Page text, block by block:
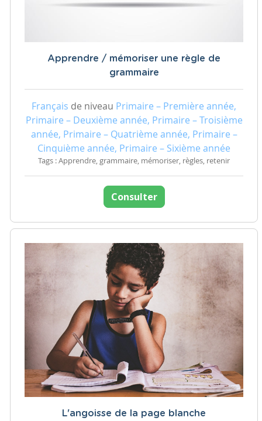
Apprendre / mémoriser une règle de
grammaire
Français de niveau Primaire – Première année,
Primaire – Deuxième année, Primaire – Troisième
année, Primaire – Quatrième année, Primaire –
Cinquième année, Primaire – Sixième année
Tags : Apprendre, grammaire, mémoriser, règles, retenir
Consulter
L'angoisse de la page blanche